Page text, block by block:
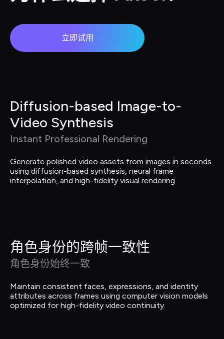
立即试用
Diffusion-based Image-to-
Video Synthesis
Instant Professional Rendering
Generate polished video assets from images in seconds
using diffusion-based synthesis, neural frame
interpolation, and high-fidelity visual rendering.
角色身份的跨帧一致性
角色身份始终一致
Maintain consistent faces, expressions, and identity
attributes across frames using computer vision models
optimized for high-fidelity video continuity.